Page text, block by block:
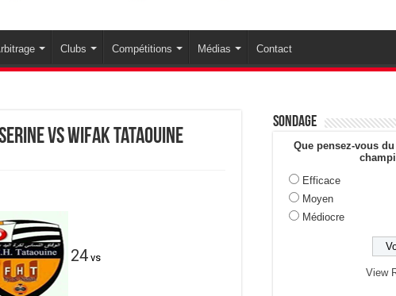
Clubs Compétitions Médias Contact
vs Wifak Tataouine
24 vs
Sondage
Que pensez-vous
Efficace
Moyen
Médiocre
View